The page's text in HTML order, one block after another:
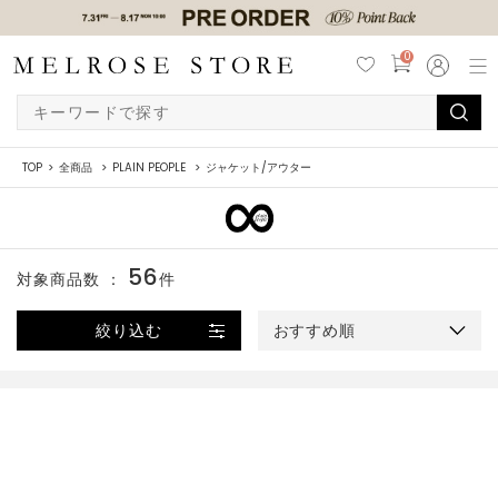
0
TOP 全商品 PLAIN PEOPLE ジャケット/アウター
絞り込む おすすめ順
対象商品数 ： 56件